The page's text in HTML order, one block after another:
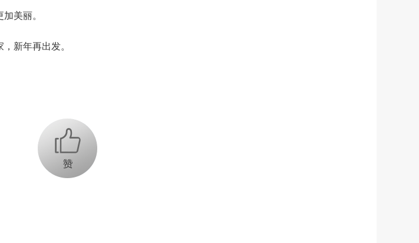
美丽。
新年再出发。
+1